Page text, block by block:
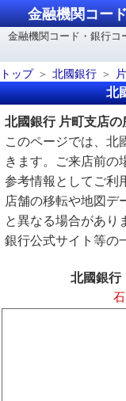
金融機関コー
金融機関コード・銀行コ
トップ
北國銀行
北
北國銀行 片町支店の
このページでは、北
きます。ご来店前の
参考情報としてご利
店舗の移転や地図デ
と異なる場合があり
銀行公式サイト等の
北國銀行